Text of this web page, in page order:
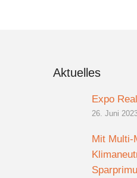
Aktuelles
Expo
26. Juni
Mit Multi-